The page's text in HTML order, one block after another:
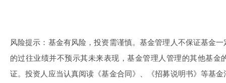
风险提示：基金有风险，投资需谨慎。基金管理人不保证基金
的过往业绩并不预示其未来表现，基金管理人管理的其他基金
证。投资人应当认真阅读《基金合同》、《招募说明书》等基